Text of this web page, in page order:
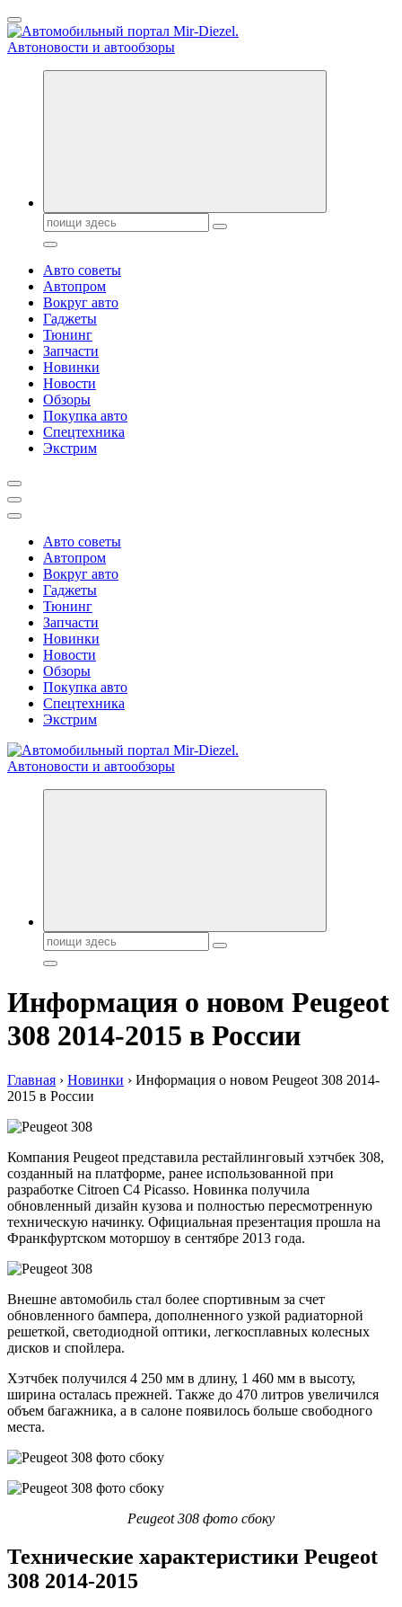
Перейти
к
содержанию
Справочник автомобилиста. Обзор новинок популярных
Поиск:
Авто советы
Автопром
Вокруг авто
Гаджеты
Тюнинг
Запчасти
Новинки
Новости
Обзоры
Покупка авто
Спецтехника
Экстрим
Авто советы
Автопром
Вокруг авто
Гаджеты
Тюнинг
Запчасти
Новинки
Новости
Обзоры
Покупка авто
Спецтехника
Экстрим
Справочник автомобилиста. Обзор новинок популярных
Поиск:
Информация о новом Peugeot
308 2014-2015 в России
Главная › Новинки › Информация о новом Peugeot 308 2014-
2015 в России
Компания Peugeot представила рестайлинговый хэтчбек 308,
созданный на платформе, ранее использованной при
разработке Citroen C4 Picasso. Новинка получила
обновленный дизайн кузова и полностью пересмотренную
техническую начинку. Официальная презентация прошла на
Франкфуртском моторшоу в сентябре 2013 года.
Внешне автомобиль стал более спортивным за счет
обновленного бампера, дополненного узкой радиаторной
решеткой, светодиодной оптики, легкосплавных колесных
дисков и спойлера.
Хэтчбек получился 4 250 мм в длину, 1 460 мм в высоту,
ширина осталась прежней. Также до 470 литров увеличился
объем багажника, а в салоне появилось больше свободного
места.
Peugeot 308 фото сбоку
Технические характеристики Peugeot
308 2014-2015